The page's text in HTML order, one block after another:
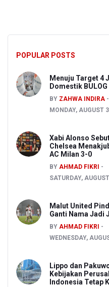
POPULAR POSTS
Menuju Target 4
Domestik
BY ZAHWA INDIRA
MONDAY, AUGUST
Xabi Alonso
Chelsea
AC Milan 3-0
BY AHMAD FIKRI
SATURDAY,
Malut United
Ganti Nama Jadi
BY AHMAD FIKRI
WEDNESDAY,
Lippo dan
Kebijakan
Indonesia Tetap